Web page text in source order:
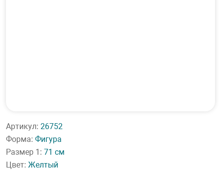
Артикул: 26752
Форма: Фигура
Размер 1: 71 см
Цвет: Желтый